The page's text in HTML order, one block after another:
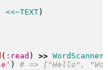
<<~TEXT)
( :read ) >> WordScanner
)